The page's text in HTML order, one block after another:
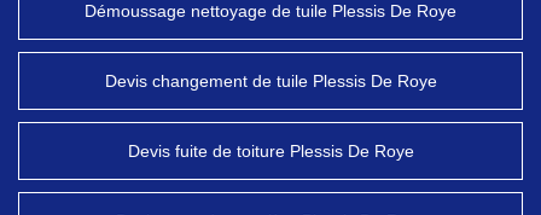
Démoussage nettoyage de tuile Plessis De Roye
Devis changement de tuile Plessis De Roye
Devis fuite de toiture Plessis De Roye